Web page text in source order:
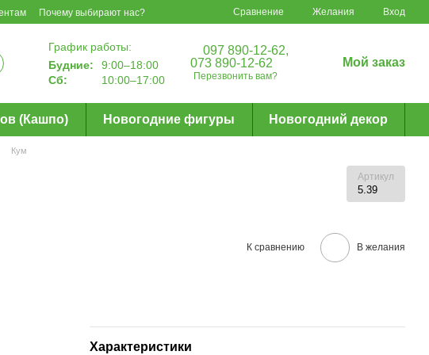
Почему выбирают нас? Сравнение Желания Вход
График работы:
Будние:
9:00–18:00
Сб:
10:00–17:00
097 890-12-62,
073 890-12-62
Перезвонить вам?
Мой заказ
(Кашпо) Новогодние фигуры Новогодний декор
Кум
Артикул
5.39
К сравнению В желания
Характеристики